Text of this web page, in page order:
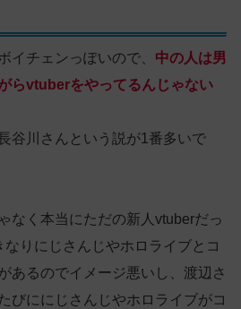
イチェンっぽいので、 中の人は男
らvtuberをやってるんじゃない
谷川さんという説が1番多いで
なく本当にただの新人vtuberだっ
りにじさんじやホロライブとコ
あるのでイメージ悪いし、渡辺さ
びににじさんじやホロライブがコ